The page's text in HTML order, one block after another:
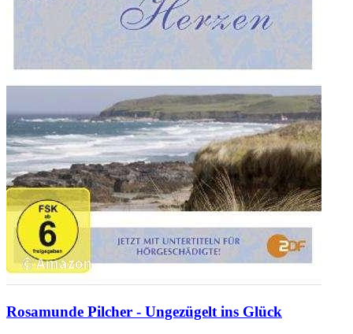
Rosamunde Pilcher - Ungezügelt ins Glück